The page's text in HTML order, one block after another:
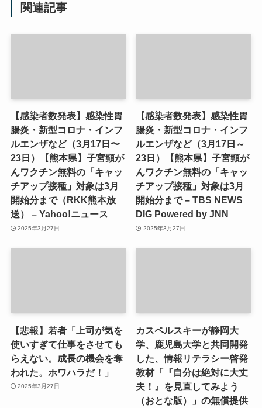
関連記事
【感染者数発表】感染性胃
腸炎・新型コロナ・インフ
ルエンザなど（3月17日〜
23日）【熊本県】子宮頸が
んワクチン無料の「キャッ
チアップ接種」対象は3月
開始分まで（RKK熊本放
送） – Yahoo!ニュース
2025年3月27日
【感染者数発表】感染性胃
腸炎・新型コロナ・インフ
ルエンザなど（3月17日～
23日）【熊本県】子宮頸が
んワクチン無料の「キャッ
チアップ接種」対象は3月
開始分まで – TBS NEWS
DIG Powered by JNN
2025年3月27日
【悲報】若者「上司が気を
使いすぎて仕事をさせても
らえない。成長の機会を奪
われた。ホワハラだ！」
2025年3月27日
カスペルスキーが静岡大
学、鹿児島大学と共同開発
した、情報リテラシー啓発
教材「『自分は絶対に大丈
夫！』を見直してみよう
（おとな版）」の無償提供